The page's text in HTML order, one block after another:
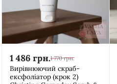
1 486 грн.1 770 грн.
Вирівнюючий скраб-
ексфоліатор (крок 2)